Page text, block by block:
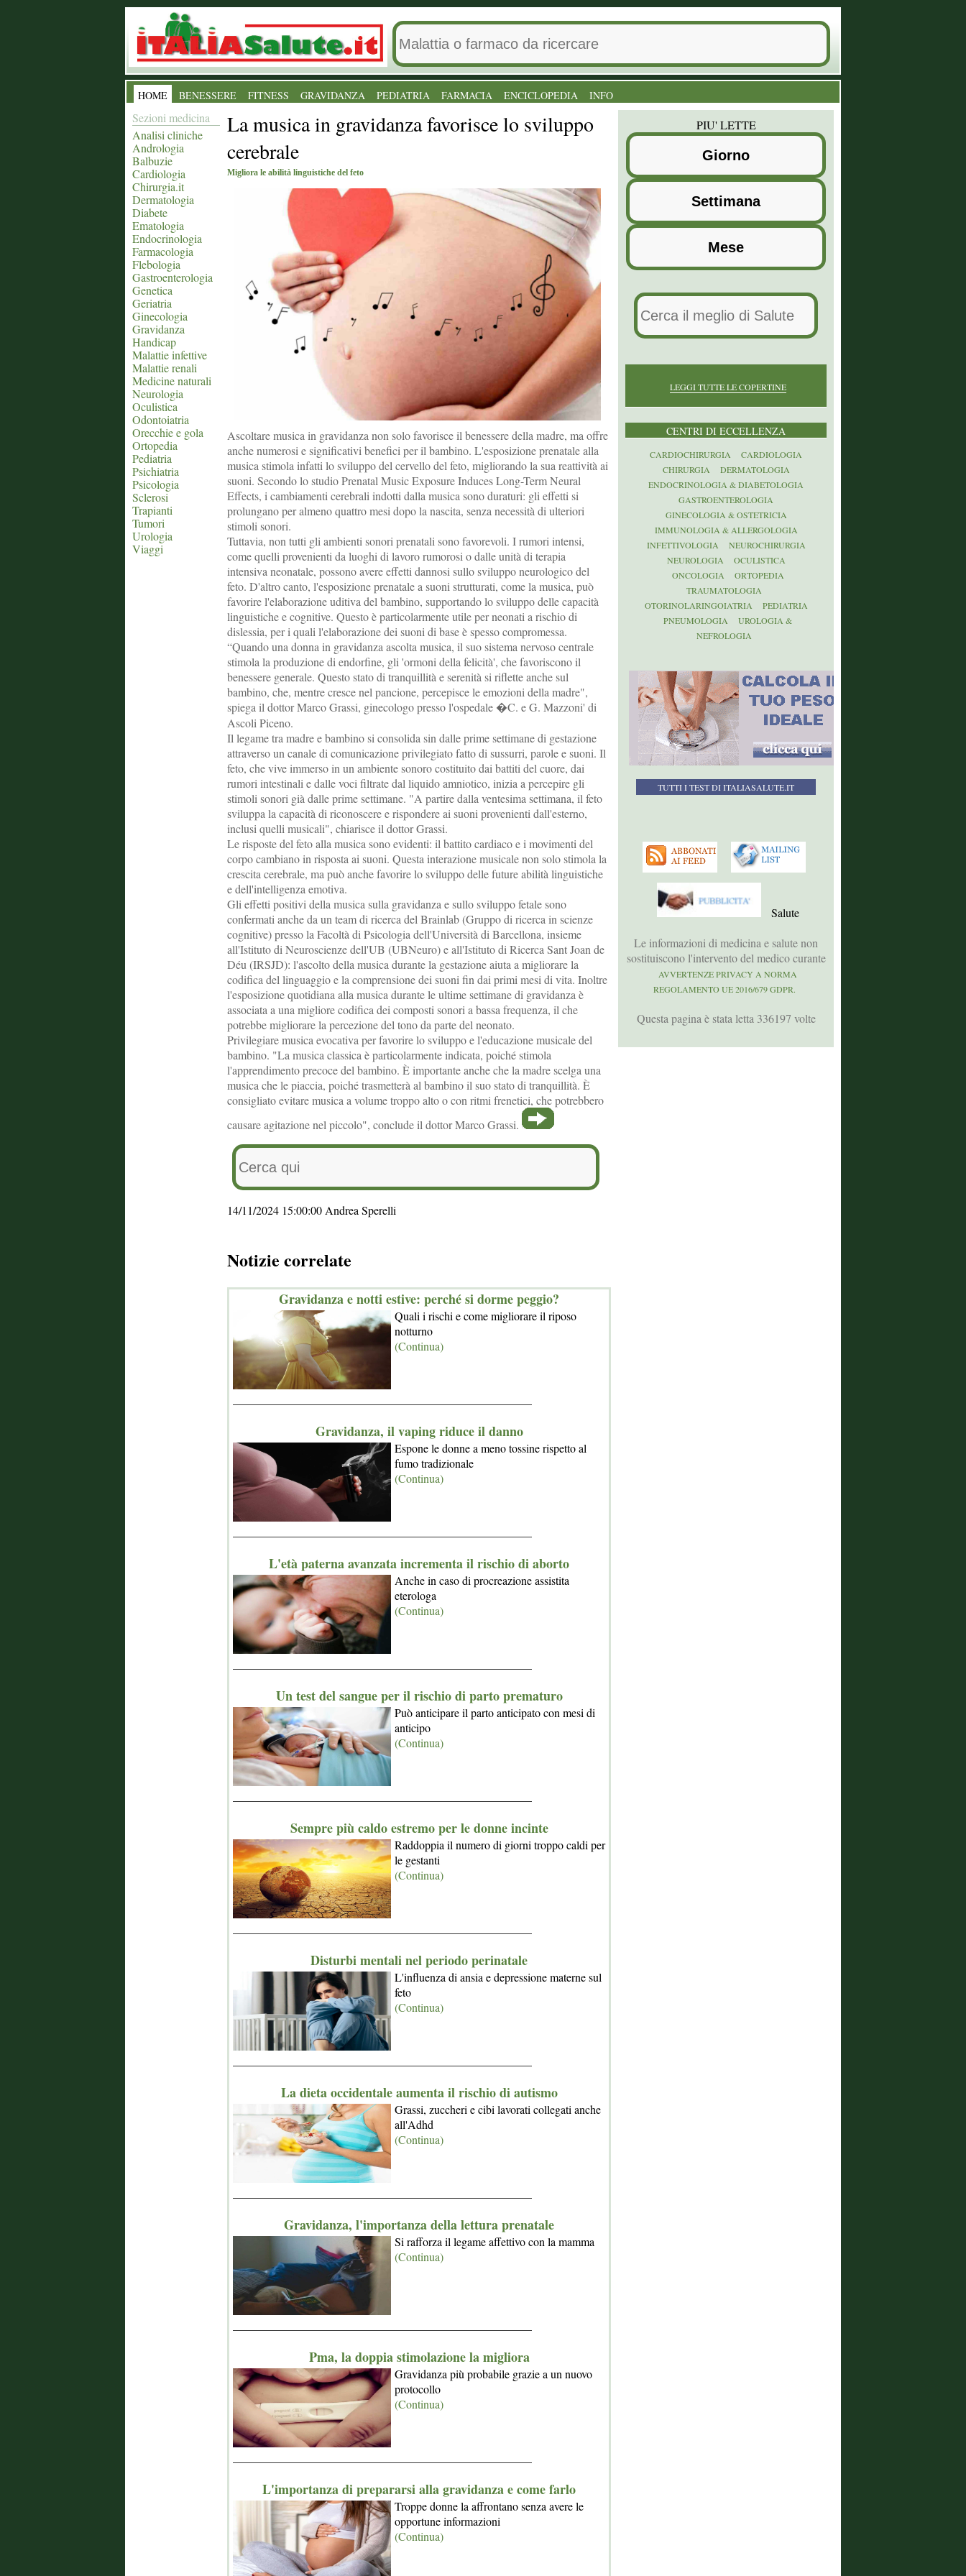
HOME BENESSERE FITNESS GRAVIDANZA PEDIATRIA FARMACIA ENCICLOPEDIA INFO
Sezioni medicina
Analisi cliniche
Andrologia
Balbuzie
Cardiologia
Chirurgia.it
Dermatologia
Diabete
Ematologia
Endocrinologia
Farmacologia
Flebologia
Gastroenterologia
Genetica
Geriatria
Ginecologia
Gravidanza
Handicap
Malattie infettive
Malattie renali
Medicine naturali
Neurologia
Oculistica
Odontoiatria
Orecchie e gola
Ortopedia
Pediatria
Psichiatria
Psicologia
Sclerosi
Trapianti
Tumori
Urologia
Viaggi
La musica in gravidanza favorisce lo sviluppo
cerebrale
Migliora le abilità linguistiche del feto
Ascoltare musica in gravidanza non solo favorisce il benessere della madre, ma offre
anche numerosi e significativi benefici per il bambino. L'esposizione prenatale alla
musica stimola infatti lo sviluppo del cervello del feto, migliorando la sua reattività ai
suoni. Secondo lo studio Prenatal Music Exposure Induces Long-Term Neural
Effects, i cambiamenti cerebrali indotti dalla musica sono duraturi: gli effetti si
prolungano per almeno quattro mesi dopo la nascita, senza necessità di ulteriori
stimoli sonori.
Tuttavia, non tutti gli ambienti sonori prenatali sono favorevoli. I rumori intensi,
come quelli provenienti da luoghi di lavoro rumorosi o dalle unità di terapia
intensiva neonatale, possono avere effetti dannosi sullo sviluppo neurologico del
feto. D'altro canto, l'esposizione prenatale a suoni strutturati, come la musica, può
favorire l'elaborazione uditiva del bambino, supportando lo sviluppo delle capacità
linguistiche e cognitive. Questo è particolarmente utile per neonati a rischio di
dislessia, per i quali l'elaborazione dei suoni di base è spesso compromessa.
“Quando una donna in gravidanza ascolta musica, il suo sistema nervoso centrale
stimola la produzione di endorfine, gli 'ormoni della felicità', che favoriscono il
benessere generale. Questo stato di tranquillità e serenità si riflette anche sul
bambino, che, mentre cresce nel pancione, percepisce le emozioni della madre",
spiega il dottor Marco Grassi, ginecologo presso l'ospedale �C. e G. Mazzoni' di
Ascoli Piceno.
Il legame tra madre e bambino si consolida sin dalle prime settimane di gestazione
attraverso un canale di comunicazione privilegiato fatto di sussurri, parole e suoni. Il
feto, che vive immerso in un ambiente sonoro costituito dai battiti del cuore, dai
rumori intestinali e dalle voci filtrate dal liquido amniotico, inizia a percepire gli
stimoli sonori già dalle prime settimane. "A partire dalla ventesima settimana, il feto
sviluppa la capacità di riconoscere e rispondere ai suoni provenienti dall'esterno,
inclusi quelli musicali", chiarisce il dottor Grassi.
Le risposte del feto alla musica sono evidenti: il battito cardiaco e i movimenti del
corpo cambiano in risposta ai suoni. Questa interazione musicale non solo stimola la
crescita cerebrale, ma può anche favorire lo sviluppo delle future abilità linguistiche
e dell'intelligenza emotiva.
Gli effetti positivi della musica sulla gravidanza e sullo sviluppo fetale sono
confermati anche da un team di ricerca del Brainlab (Gruppo di ricerca in scienze
cognitive) presso la Facoltà di Psicologia dell'Università di Barcellona, insieme
all'Istituto di Neuroscienze dell'UB (UBNeuro) e all'Istituto di Ricerca Sant Joan de
Déu (IRSJD): l'ascolto della musica durante la gestazione aiuta a migliorare la
codifica del linguaggio e la comprensione dei suoni fin dai primi mesi di vita. Inoltre
l'esposizione quotidiana alla musica durante le ultime settimane di gravidanza è
associata a una migliore codifica dei composti sonori a bassa frequenza, il che
potrebbe migliorare la percezione del tono da parte del neonato.
Privilegiare musica evocativa per favorire lo sviluppo e l'educazione musicale del
bambino. "La musica classica è particolarmente indicata, poiché stimola
l'apprendimento precoce del bambino. È importante anche che la madre scelga una
musica che le piaccia, poiché trasmetterà al bambino il suo stato di tranquillità. È
consigliato evitare musica a volume troppo alto o con ritmi frenetici, che potrebbero
causare agitazione nel piccolo", conclude il dottor Marco Grassi.
14/11/2024 15:00:00 Andrea Sperelli
Notizie correlate
Gravidanza e notti estive: perché si dorme peggio?
Quali i rischi e come migliorare il riposo
notturno
(Continua)
Gravidanza, il vaping riduce il danno
Espone le donne a meno tossine rispetto al
fumo tradizionale
(Continua)
L'età paterna avanzata incrementa il rischio di aborto
Anche in caso di procreazione assistita
eterologa
(Continua)
Un test del sangue per il rischio di parto prematuro
Può anticipare il parto anticipato con mesi di
anticipo
(Continua)
Sempre più caldo estremo per le donne incinte
Raddoppia il numero di giorni troppo caldi per
le gestanti
(Continua)
Disturbi mentali nel periodo perinatale
L'influenza di ansia e depressione materne sul
feto
(Continua)
La dieta occidentale aumenta il rischio di autismo
Grassi, zuccheri e cibi lavorati collegati anche
all'Adhd
(Continua)
Gravidanza, l'importanza della lettura prenatale
Si rafforza il legame affettivo con la mamma
(Continua)
Pma, la doppia stimolazione la migliora
Gravidanza più probabile grazie a un nuovo
protocollo
(Continua)
L'importanza di prepararsi alla gravidanza e come farlo
Troppe donne la affrontano senza avere le
opportune informazioni
(Continua)
PIU' LETTE
LEGGI TUTTE LE COPERTINE
CENTRI DI ECCELLENZA
CARDIOCHIRURGIA
CARDIOLOGIA
CHIRURGIA
DERMATOLOGIA
ENDOCRINOLOGIA & DIABETOLOGIA
GASTROENTEROLOGIA
GINECOLOGIA & OSTETRICIA
IMMUNOLOGIA & ALLERGOLOGIA
INFETTIVOLOGIA
NEUROCHIRURGIA
NEUROLOGIA
OCULISTICA
ONCOLOGIA
ORTOPEDIA
TRAUMATOLOGIA
OTORINOLARINGOIATRIA
PEDIATRIA
PNEUMOLOGIA
UROLOGIA &
NEFROLOGIA
TUTTI I TEST DI ITALIASALUTE.IT
Salute
Le informazioni di medicina e salute non
sostituiscono l'intervento del medico curante
AVVERTENZE PRIVACY A NORMA
REGOLAMENTO UE 2016/679 GDPR.
Questa pagina è stata letta 336197 volte